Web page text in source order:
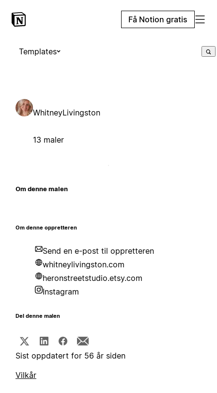
Få Notion gratis
Templates
WhitneyLivingston
13 maler
Om denne malen
Om denne oppretteren
Send en e-post til oppretteren
whitneylivingston.com
heronstreetstudio.etsy.com
Instagram
Del denne malen
Sist oppdatert for 56 år siden
Vilkår